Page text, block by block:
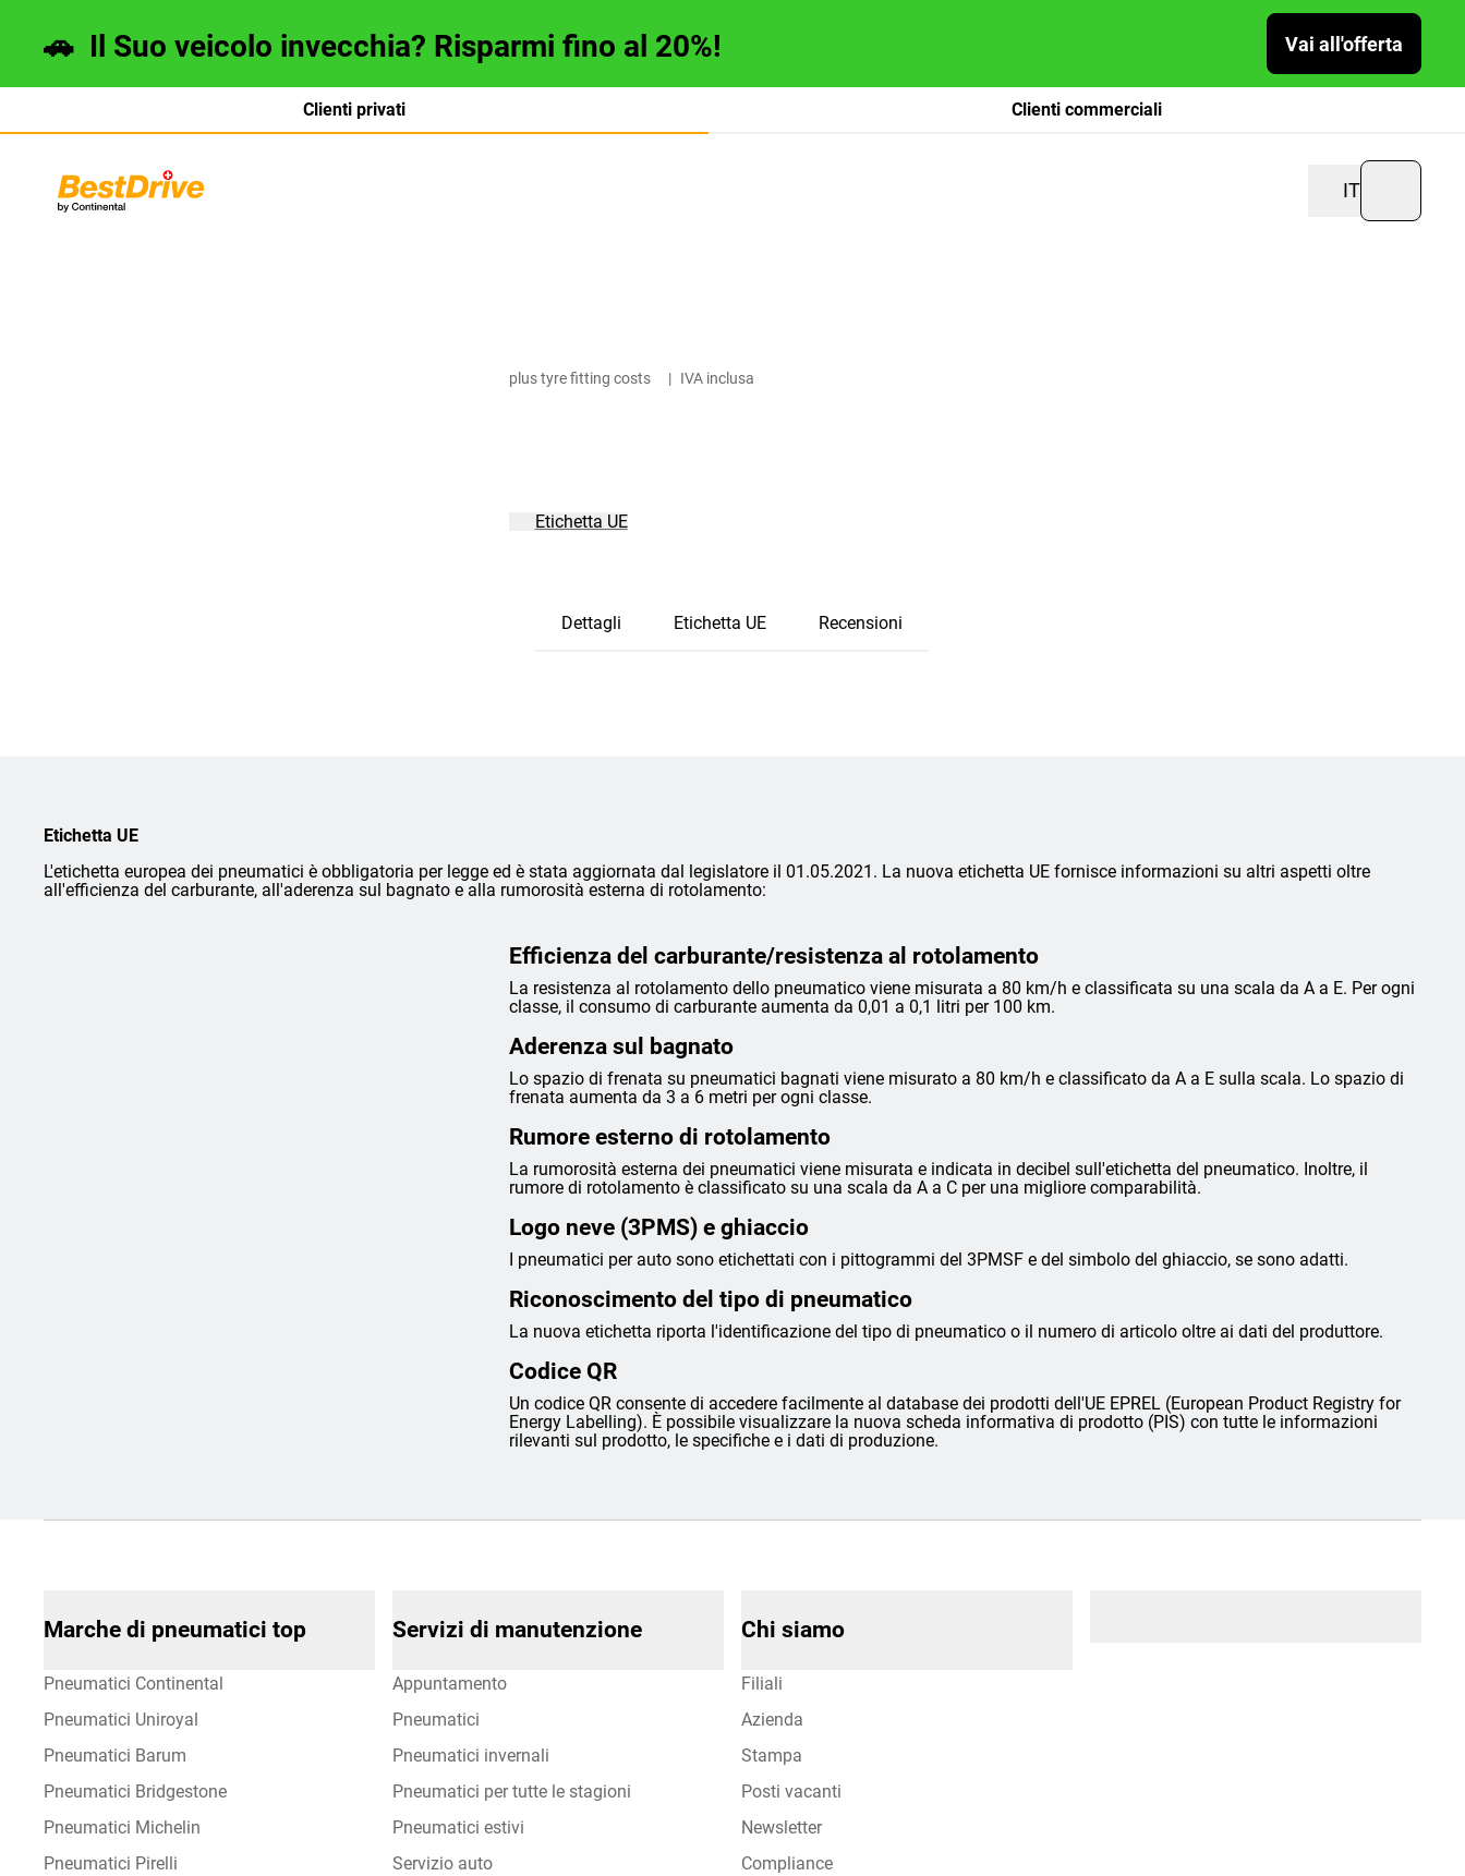
🚗 Il Suo veicolo invecchia? Risparmi fino al 20%! Vai all'offerta
Clienti privati Clienti commerciali
IT
Deutsch
plus tyre fitting costs | IVA inclusa
Etichetta UE
Dettagli Etichetta UE Recensioni
Etichetta UE
L'etichetta europea dei pneumatici è obbligatoria per legge ed è stata aggiornata dal legislatore il 01.05.2021. La nuova etichetta UE fornisce informazioni su altri aspetti oltre
all'efficienza del carburante, all'aderenza sul bagnato e alla rumorosità esterna di rotolamento:
Efficienza del carburante/resistenza al rotolamento
La resistenza al rotolamento dello pneumatico viene misurata a 80 km/h e classificata su una scala da A a E. Per ogni
classe, il consumo di carburante aumenta da 0,01 a 0,1 litri per 100 km.
Aderenza sul bagnato
Lo spazio di frenata su pneumatici bagnati viene misurato a 80 km/h e classificato da A a E sulla scala. Lo spazio di
frenata aumenta da 3 a 6 metri per ogni classe.
Rumore esterno di rotolamento
La rumorosità esterna dei pneumatici viene misurata e indicata in decibel sull'etichetta del pneumatico. Inoltre, il
rumore di rotolamento è classificato su una scala da A a C per una migliore comparabilità.
Logo neve (3PMS) e ghiaccio
I pneumatici per auto sono etichettati con i pittogrammi del 3PMSF e del simbolo del ghiaccio, se sono adatti.
Riconoscimento del tipo di pneumatico
La nuova etichetta riporta l'identificazione del tipo di pneumatico o il numero di articolo oltre ai dati del produttore.
Codice QR
Un codice QR consente di accedere facilmente al database dei prodotti dell'UE EPREL (European Product Registry for
Energy Labelling). È possibile visualizzare la nuova scheda informativa di prodotto (PIS) con tutte le informazioni
rilevanti sul prodotto, le specifiche e i dati di produzione.
Marche di pneumatici top
Pneumatici Continental
Pneumatici Uniroyal
Pneumatici Barum
Pneumatici Bridgestone
Pneumatici Michelin
Pneumatici Pirelli
Servizi di manutenzione
Appuntamento
Pneumatici
Pneumatici invernali
Pneumatici per tutte le stagioni
Pneumatici estivi
Servizio auto
Chi siamo
Filiali
Azienda
Stampa
Posti vacanti
Newsletter
Compliance